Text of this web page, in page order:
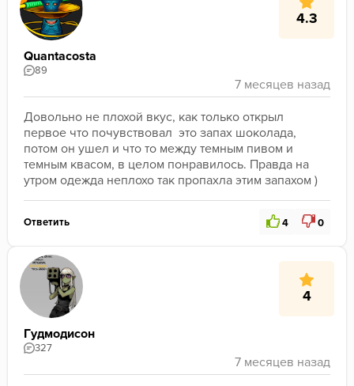
4.3
Quantacosta
89
Довольно не плохой вкус, как только открыл
первое что почувствовал  это запах шоколада,
потом он ушел и что то между темным пивом и
темным квасом, в целом понравилось. Правда на
утром одежда неплохо так пропахла этим запахом )
Ответить 4 0
4
Гудмодисон
327